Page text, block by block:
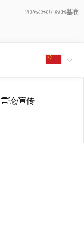
2026-08-07 16:08 基准
言论/宣传